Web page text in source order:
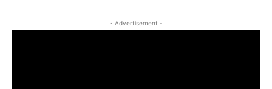
- Advertisement -